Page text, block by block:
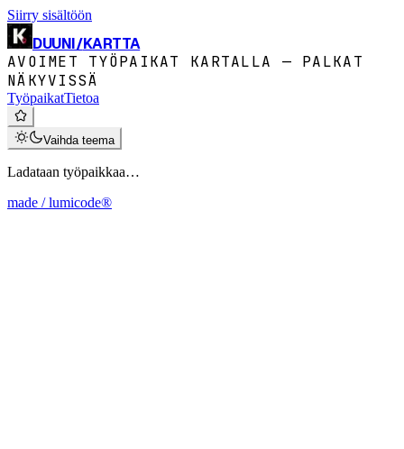
Siirry sisältöön
DUUNI/KARTTA
AVOIMET TYÖPAIKAT KARTALLA — PALKAT
NÄKYVISSÄ
TyöpaikatTietoa
Vaihda teema
Ladataan työpaikkaa…
made / lumicode®